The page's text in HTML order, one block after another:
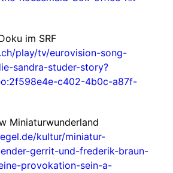
im SRF
play/tv/eurovision-song-
sandra-studer-story?
c402-4b0c-a87f-
Miniaturwunderland
kultur/miniatur-
gerrit-und-frederik-braun-
provokation-sein-a-